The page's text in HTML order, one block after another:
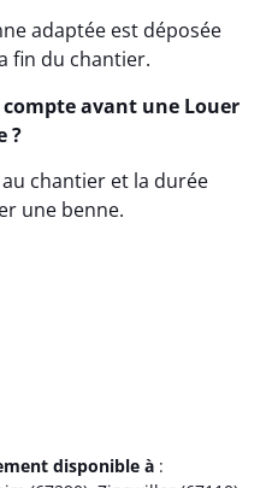
adaptée est déposée
fin du chantier.
avant une Louer
?
chantier et la durée
une benne.
disponible à :